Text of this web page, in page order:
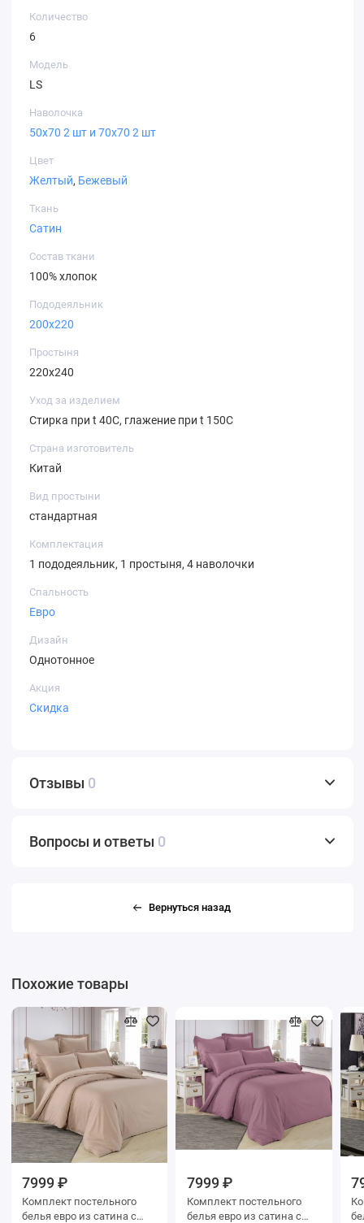
Количество
6
Модель
LS
Наволочка
50х70 2 шт и 70х70 2 шт
Цвет
Желтый, Бежевый
Ткань
Сатин
Состав ткани
100% хлопок
Пододеяльник
200х220
Простыня
220х240
Уход за изделием
Стирка при t 40С, глажение при t 150С
Страна изготовитель
Китай
Вид простыни
стандартная
Комплектация
1 пододеяльник, 1 простыня, 4 наволочки
Спальность
Евро
Дизайн
Однотонное
Акция
Скидка
Отзывы 0
Вопросы и ответы 0
Вернуться назад
Похожие товары
7999 ₽
Комплект постельного
белья евро из сатина с
7999 ₽
Комплект постельного
белья евро из сатина с
белья